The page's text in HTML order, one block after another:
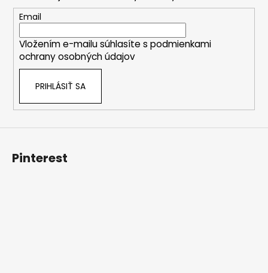
Email
Vložením e-mailu súhlasíte s podmienkami
ochrany osobných údajov
PRIHLÁSIŤ SA
Pinterest